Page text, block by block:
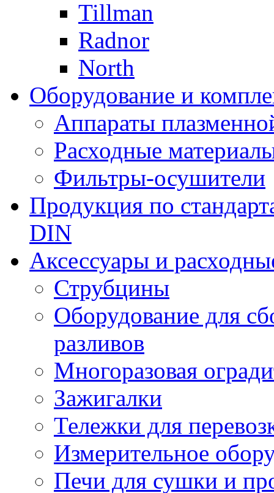
Tillman
Radnor
North
Оборудование и
Аппараты
Расходные
Фильтры-осушители
Продукция по
DIN
Аксессуары и
Струбцины
Оборудование для
разливов
Многоразовая
Зажигалки
Тележки для
Измерительное
Печи для сушки и